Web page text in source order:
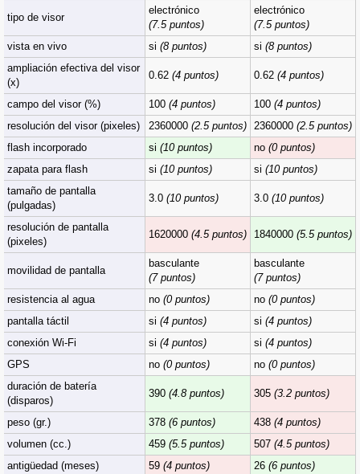
tipo de visor
electrónico
(7.5 puntos)
electrónico
(7.5 puntos)
vista en vivo
si (8 puntos) si (8 puntos)
ampliación efectiva del visor
(x)
0.62 (4 puntos) 0.62 (4 puntos)
campo del visor (%) 100 (4 puntos) 100 (4 puntos)
resolución del visor (pixeles)
2360000 (2.5 puntos) 2360000 (2.5 puntos)
flash incorporado
si (10 puntos) no (0 puntos)
zapata para flash
si (10 puntos) si (10 puntos)
tamaño de pantalla
(pulgadas)
3.0 (10 puntos) 3.0 (10 puntos)
resolución de pantalla
(pixeles)
1620000 (4.5 puntos) 1840000 (5.5 puntos)
movilidad de pantalla
basculante
(7 puntos)
basculante
(7 puntos)
resistencia al agua
no (0 puntos) no (0 puntos)
pantalla táctil
si (4 puntos) si (4 puntos)
conexión Wi-Fi
si (4 puntos) si (4 puntos)
GPS
no (0 puntos) no (0 puntos)
duración de batería
(disparos)
390 (4.8 puntos) 305 (3.2 puntos)
peso (gr.) 378 (6 puntos) 438 (4 puntos)
volumen (cc.)
459 (5.5 puntos) 507 (4.5 puntos)
antigüedad (meses)
59 (4 puntos) 26 (6 puntos)